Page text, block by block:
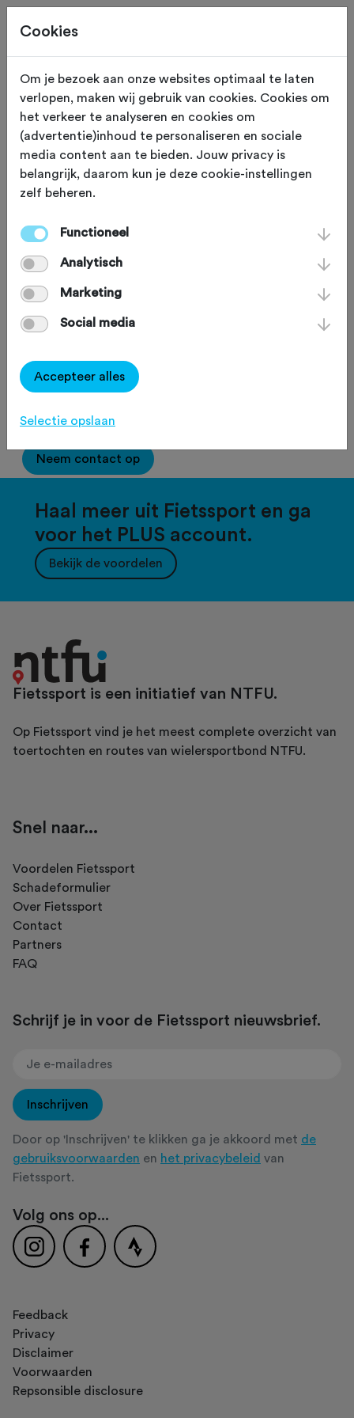
Neem contact op
Met TWC Maasvallei
Neem contact op
Haal meer uit Fietssport en ga
voor het PLUS account.
Bekijk de voordelen
Fietssport is een initiatief van NTFU.
Op Fietssport vind je het meest complete overzicht van
toertochten en routes van wielersportbond NTFU.
Snel naar...
Voordelen Fietssport
Schadeformulier
Over Fietssport
Contact
Partners
FAQ
Schrijf je in voor de Fietssport nieuwsbrief.
Inschrijven
Door op 'Inschrijven' te klikken ga je akkoord met de
gebruiksvoorwaarden en het privacybeleid van
Fietssport.
Volg ons op...
Feedback
Privacy
Disclaimer
Voorwaarden
Repsonsible disclosure
Cookies
Om je bezoek aan onze websites optimaal te laten
verlopen, maken wij gebruik van cookies. Cookies om
het verkeer te analyseren en cookies om
(advertentie)inhoud te personaliseren en sociale
media content aan te bieden. Jouw privacy is
belangrijk, daarom kun je deze cookie-instellingen
zelf beheren.
Functioneel
Analytisch
Marketing
Social media
Accepteer alles
Selectie opslaan